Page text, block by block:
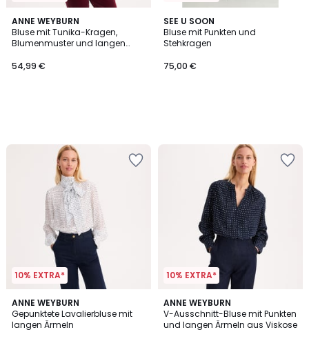
ANNE WEYBURN
Bluse mit Tunika-Kragen,
Blumenmuster und langen
54,99 €
SEE U SOON
Bluse mit Punkten und
Stehkragen
75,00 €
10% EXTRA*
ANNE WEYBURN
Gepunktete Lavalierbluse mit
langen Ärmeln
10% EXTRA*
ANNE WEYBURN
V-Ausschnitt-Bluse mit Punkten
und langen Ärmeln aus Viskose